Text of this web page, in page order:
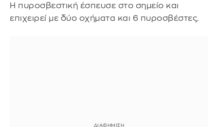
Η πυροσβεστική έσπευσε στο σημείο και
επιχειρεί με δύο οχήματα και 6 πυροσβέστες.